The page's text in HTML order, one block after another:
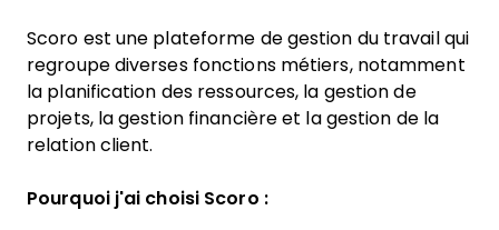
Scoro est une plateforme de gestion du travail qui
regroupe diverses fonctions métiers, notamment
la planification des ressources, la gestion de
projets, la gestion financière et la gestion de la
relation client.
Pourquoi j'ai choisi Scoro :